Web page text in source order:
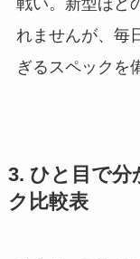
れませんが、毎
ぎるスペックを
3. ひと目で分
ク比較表